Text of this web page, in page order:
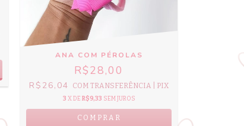
ANA COM PÉROLAS
R$28,00
R$26,04 COM TRANSFERÊNCIA | PIX
3 X DE R$9,33 SEM JUROS
COMPRAR